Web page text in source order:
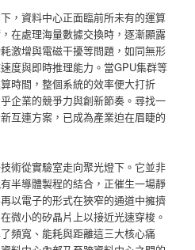
，資料中心正面臨前所未有的運算
在處理海量數據交換時，逐漸顯露
激增與電磁干擾等問題，如同無形
度與即時推理能力。當GPU集群等
時間，整個系統的效率便大打折
企業的競爭力與創新節奏。尋找一
互連方案，已成為產業迫在眉睫的
術從實驗室走向聚光燈下。它並非
半導體製程的結合，正催生一場靜
以電子的形式在狹窄的通道中擁擠
微小的矽晶片上以接近光速穿梭。
頻寬、能耗與距離這三大核心痛